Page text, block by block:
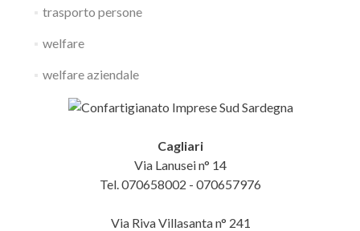
trasporto persone
welfare
welfare aziendale
Cagliari
Via Lanusei n° 14
Tel. 070658002 - 070657976
Via Riva Villasanta n° 241